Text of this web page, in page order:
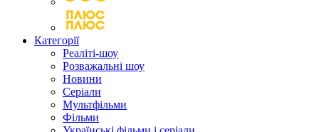
Категорії
Реаліті-шоу
Розважальні шоу
Новини
Серіали
Мультфільми
Фільми